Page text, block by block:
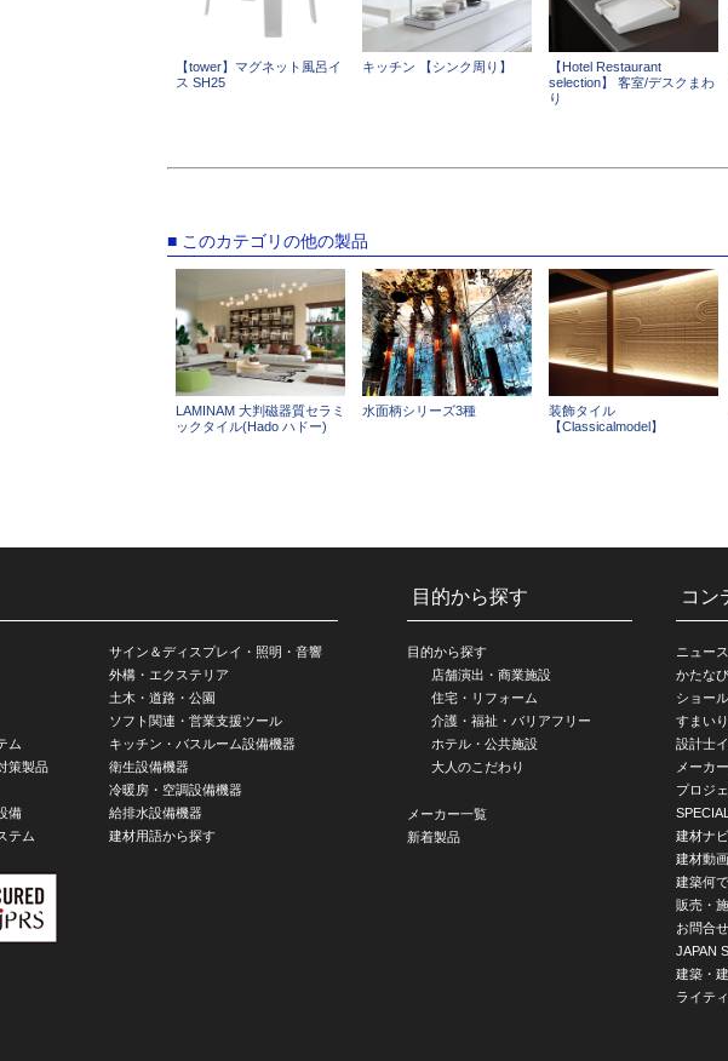
【tower】マグネット風呂イ
ス SH25
キッチン 【シンク周り】
【Hotel Restaurant
selection】 客室/デスクまわ
り
■ このカテゴリの他の製品
LAMINAM 大判磁器質セラミ
ックタイル(Hado ハドー)
水面柄シリーズ3種
装飾タイル
【Classicalmodel】
ム
策製品
備
テム
サイン＆ディスプレイ・照明・音響
外構・エクステリア
土木・道路・公園
ソフト関連・営業支援ツール
キッチン・バスルーム設備機器
衛生設備機器
冷暖房・空調設備機器
給排水設備機器
建材用語から探す
目的から探す
目的から探す
店舗演出・商業施設
住宅・リフォーム
介護・福祉・バリアフリー
ホテル・公共施設
大人のこだわり
メーカー一覧
新着製品
コン
ニュー
かたなび
ショー
すまい
設計士
メーカ
プロジ
SPECIAL
建材ナ
建材動
建築何
販売・
お問合せ
JAPAN
建築・
ライテ